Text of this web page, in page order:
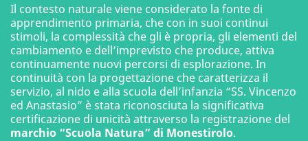
Il contesto naturale viene considerato la fonte di
apprendimento primaria, che con in suoi continui
stimoli, la complessità che gli è propria, gli elementi del
cambiamento e dell’imprevisto che produce, attiva
continuamente nuovi percorsi di esplorazione. In
continuità con la progettazione che caratterizza il
servizio, al nido e alla scuola dell’infanzia “SS. Vincenzo
ed Anastasio” è stata riconosciuta la significativa
certificazione di unicità attraverso la registrazione del
marchio “Scuola Natura” di Monestirolo.